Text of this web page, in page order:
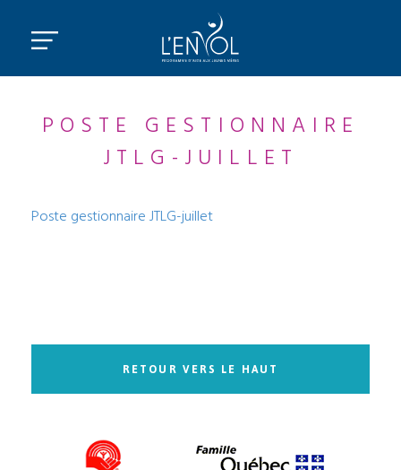
POSTE GESTIONNAIRE
JTLG-JUILLET
Poste gestionnaire JTLG-juillet
RETOUR VERS LE HAUT